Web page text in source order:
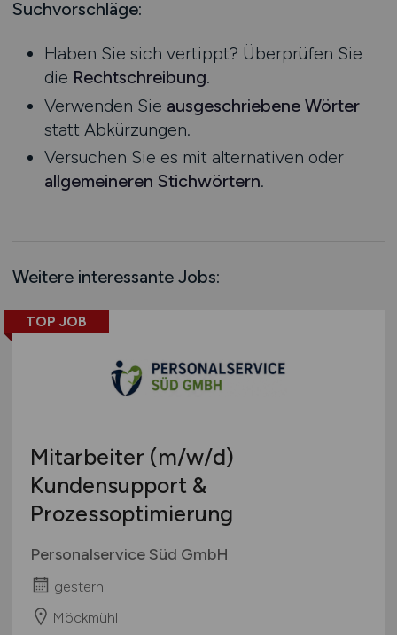
Vertrieb / Verkauf / Handel
Sonstige
Ausbildung / Studium
Praktikum
Mecklenburg-Vorpommern
Nordrhein-Westfalen
Rheinland-Pfalz
Saarland
Sachsen
Sachsen-Anhalt
Schleswig-Holstein
Schweiz
Europa
International
Suchvorschläge:
Haben Sie sich vertippt? Überprüfen Sie
die Rechtschreibung.
Verwenden Sie ausgeschriebene Wörter
statt Abkürzungen.
Versuchen Sie es mit alternativen oder
allgemeineren Stichwörtern.
Weitere interessante Jobs:
TOP JOB
Mitarbeiter (m/w/d)
Kundensupport &
Prozessoptimierung
Personalservice Süd GmbH
gestern
Möckmühl